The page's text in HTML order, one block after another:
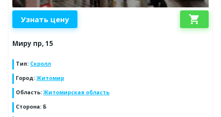
Узнать цену shopping_cart
Миру пр, 15
Тип: Скролл
Город: Житомир
Область: Житомирская область
Сторона: Б